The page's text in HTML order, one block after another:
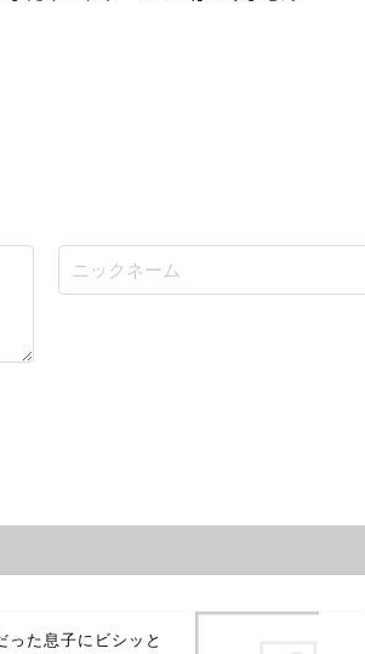
った息子にビシッと